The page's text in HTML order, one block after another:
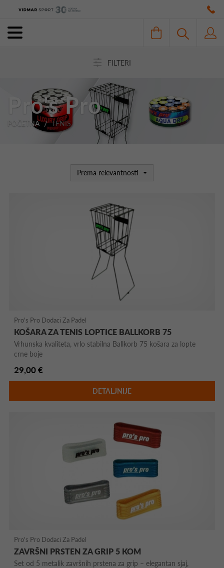
FILTERI
Pro's Pro
POČETNA TENIS
Prema relevantnosti
Pro's Pro Dodaci Za Padel
KOŠARA ZA TENIS LOPTICE BALLKORB 75
Vrhunska kvaliteta, vrlo stabilna Ballkorb 75 košara za lopte
crne boje
29,00 €
DETALJNIJE
Pro's Pro Dodaci Za Padel
ZAVRŠNI PRSTEN ZA GRIP 5 KOM
Set od 5 metalik završnih prstena za grip – elegantan sjaj,